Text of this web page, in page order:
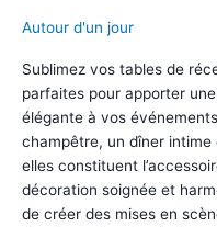
Autour d'un jour
Sublimez vos tables de
parfaites pour apporter
élégante à vos
champêtre, un dîner
elles constituent
décoration soignée et
de créer des mises en